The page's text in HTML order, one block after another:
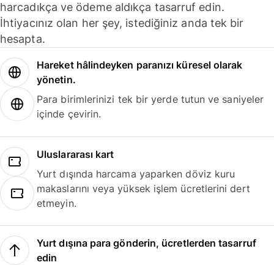
harcadıkça ve ödeme aldıkça tasarruf edin.
İhtiyacınız olan her şey, istediğiniz anda tek bir
hesapta.
Hareket hâlindeyken paranızı küresel olarak
yönetin.
Para birimlerinizi tek bir yerde tutun ve saniyeler
içinde çevirin.
Uluslararası kart
Yurt dışında harcama yaparken döviz kuru
makaslarını veya yüksek işlem ücretlerini dert
etmeyin.
Yurt dışına para gönderin, ücretlerden tasarruf
edin